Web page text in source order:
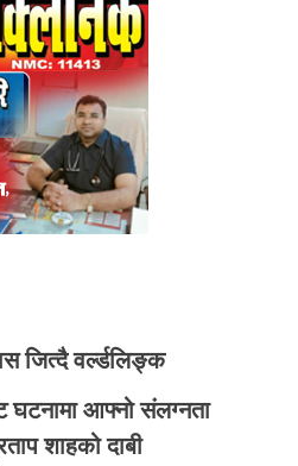
जित्दै वर्ल्डलिङ्क
घटनामा आफ्नो संलग्नता
शाहको दाबी